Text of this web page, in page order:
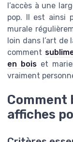
l’accès à une
pop. Il est ainsi
murale
loin dans l’art de
comment
en boiset
vraiment
Comment
affiches